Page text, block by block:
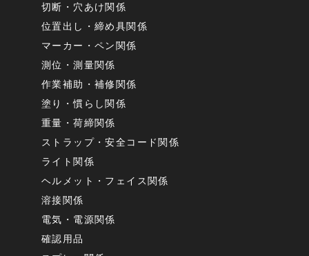
切断・穴あけ関係
位置出し・締め具関係
マーカー・ペン関係
測位・測量関係
作業補助・補修関係
塗り・慣らし関係
重量・荷締関係
ストラップ・安全コード関係
ライト関係
ヘルメット・フェイス関係
溶接関係
電気・電源関係
確認用品